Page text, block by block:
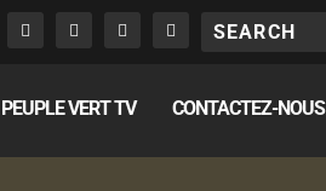
PEUPLE VERT TV CONTACTEZ-NOUS